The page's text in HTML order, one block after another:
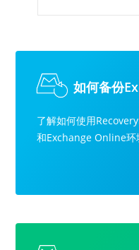
如何备份
了解如何使用
和Exchange Online环